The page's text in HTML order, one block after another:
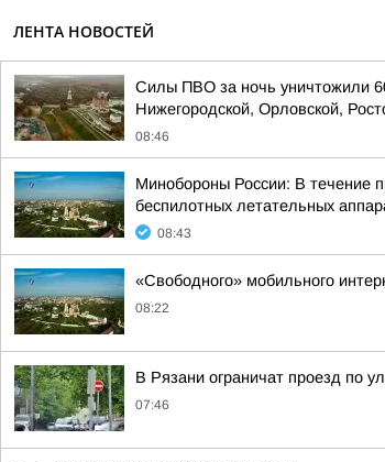
ЛЕНТА НОВОСТЕЙ
Силы ПВО за ночь уничтожили
Нижегородской, Орловской,
08:46
Минобороны России: В течение
беспилотных летательных
08:43
«Свободного» мобильного
08:22
В Рязани ограничат проезд по
07:46